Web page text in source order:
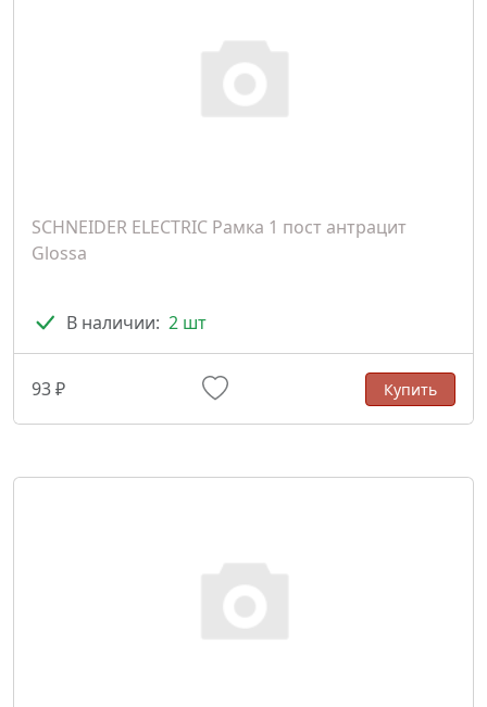
SCHNEIDER ELECTRIC Рамка 1 пост антрацит
Glossa
В наличии: 2 шт
93 ₽ Купить